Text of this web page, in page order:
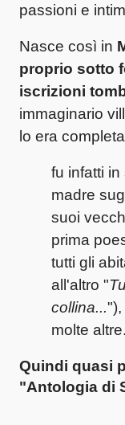
passioni e
Nasce così in
proprio sotto
iscrizioni
immaginario
lo era
fu infatti
madre
suoi
prima
tutti gli
all'altro "
collina...
molte altre.
Quindi quasi
"Antologia di